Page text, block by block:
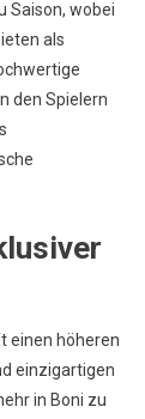
Saison, wobei
als
den Spielern
einen höheren
einzigartigen
in Boni zu